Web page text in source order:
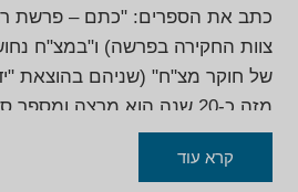
כתב את הספרים: "כתם – פרשת
צוות החקירה בפרשה) ו"במצ"ח
של חוקר מצ"ח" (שניהם בהוצאת
מזה כ-20 שנה הוא מרצה
מרתקים, מותחים ומתובלים
בחברות וארגונים, חוגי בית וימי
קרא עוד